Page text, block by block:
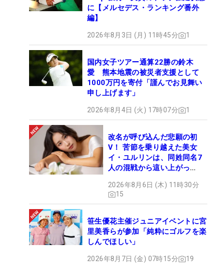
に【メルセデス・ランキング番外
編】
2026年8月3日 (月) 11時45分 1
国内女子ツアー通算22勝の鈴木
愛 熊本地震の被災者支援として
1000万円を寄付「謹んでお見舞い
申し上げます」
2026年8月4日 (火) 17時07分 1
改名が呼び込んだ悲願の初
V！ 苦節を乗り越えた美女
イ・ユルリンは、同姓同名7
人の混戦から這い上がっ
2026年8月6日 (木) 11時30分
15
笹生優花主催ジュニアイベントに宮
里美香らが参加「純粋にゴルフを楽
しんでほしい」
2026年8月7日 (金) 07時15分 19